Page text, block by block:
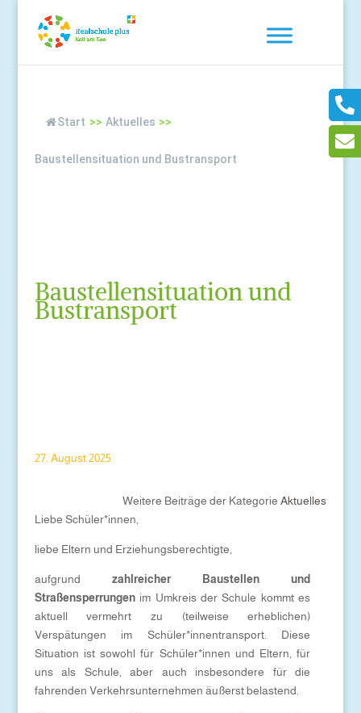
Start >> Aktuelles >>
Baustellensituation und Bustransport
Baustellensituation und
Bustransport
27. August 2025
Weitere Beiträge der KategorieAktuelles
Liebe Schüler*innen,
liebe Eltern und Erziehungsberechtigte,
aufgrund zahlreicher Baustellen und
Straßensperrungenim Umkreis der Schule kommt es
aktuell vermehrt zu (teilweise erheblichen)
Verspätungen im Schüler*innentransport. Diese
Situation ist sowohl für Schüler*innen und Eltern, für
uns als Schule, aber auch insbesondere für die
fahrenden Verkehrsunternehmen äußerst belastend.